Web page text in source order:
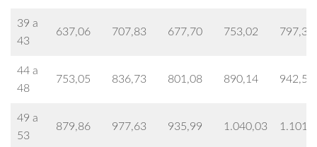
39 a
43
637,06 707,83 677,70 753,02 797,32
44 a
48
753,05 836,73 801,08 890,14 942,50
49 a
53
879,86 977,63 935,99 1.040,03